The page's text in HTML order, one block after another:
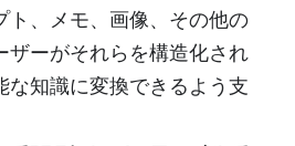
ト、メモ、画像、その他の
ザーがそれらを構造化され
な知識に変換できるよう支